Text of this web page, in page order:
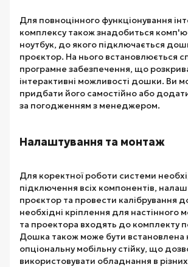
Для повноцінного функціонування
комплексу також знадобиться
ноутбук, до якого підключається
проєктор. На нього встановлюється
програмне забезпечення, що
інтерактивні можливості дошки. Ви
придбати його самостійно або
за погодженням з менеджером.
Налаштування та монтаж
Для коректної роботи системи
підключення всіх компонентів,
проєктор та провести калібрування
необхідні кріплення для настінного
та проектора входять до комплекту
Дошка також може бути встановлена
опціональну мобільну стійку, що
використовувати обладнання в